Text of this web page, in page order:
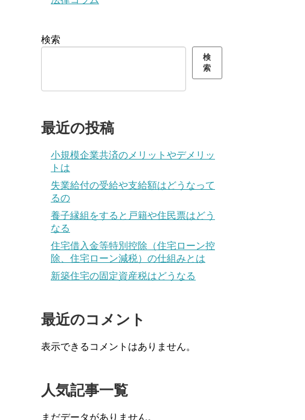
検索
検
索
最近の投稿
小規模企業共済のメリットやデメリッ
トは
失業給付の受給や支給額はどうなって
るの
養子縁組をすると戸籍や住民票はどう
なる
住宅借入金等特別控除（住宅ローン控
除、住宅ローン減税）の仕組みとは
新築住宅の固定資産税はどうなる
最近のコメント
表示できるコメントはありません。
人気記事一覧
まだデータがありません。